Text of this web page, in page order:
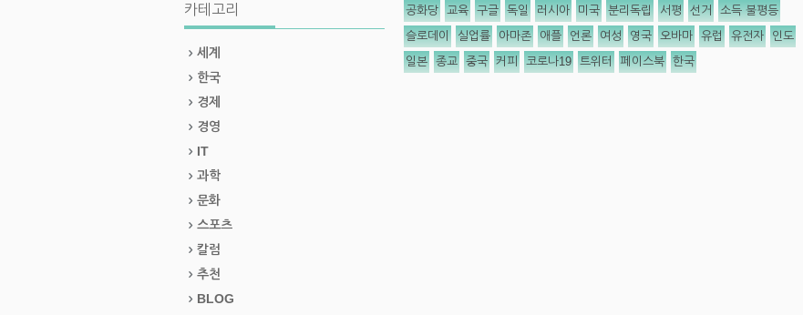
카테고리
세계
한국
경제
경영
IT
과학
문화
스포츠
칼럼
추천
BLOG
공화당 교육 구글 독일 러시아 미국 분리독립 서평 선거 소득 불평등
슬로데이 실업률 아마존 애플 언론 여성 영국 오바마 유럽 유전자 인도
일본 종교 중국 커피 코로나19 트위터 페이스북 한국